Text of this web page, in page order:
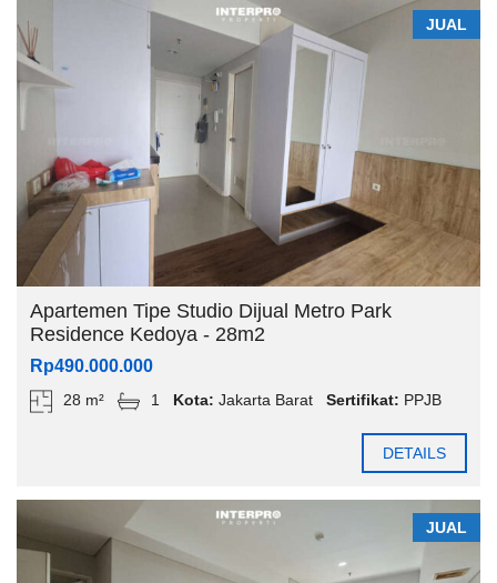
JUAL
Apartemen Tipe Studio Dijual Metro Park
Residence Kedoya - 28m2
Rp490.000.000
28 m² 1 Kota: Jakarta Barat Sertifikat: PPJB
DETAILS
JUAL